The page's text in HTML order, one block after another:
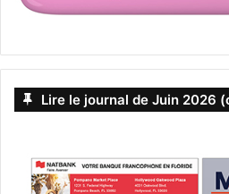
Lire le journal de Juin 2026